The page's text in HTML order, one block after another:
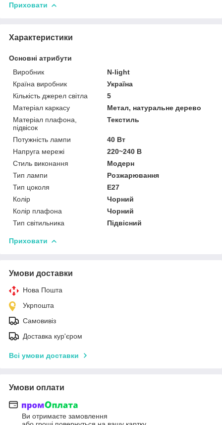
Приховати
Характеристики
Основні атрибути
Виробник
N-light
Країна виробник
Україна
Кількість джерел світла
5
Матеріал каркасу
Метал, натуральне дерево
Матеріал плафона,
підвісок
Текстиль
Потужність лампи
40 Вт
Напруга мережі
220~240 В
Стиль виконання
Модерн
Тип лампи
Розжарювання
Тип цоколя
E27
Колір
Чорний
Колір плафона
Чорний
Тип світильника
Підвісний
Приховати
Умови доставки
Нова Пошта
Укрпошта
Самовивіз
Доставка кур'єром
Всі умови доставки
Умови оплати
Ви отримаєте замовлення